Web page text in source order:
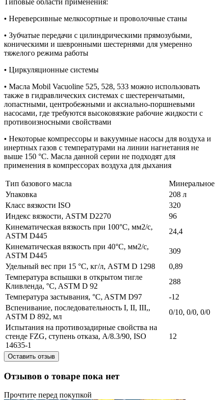
• Нереверсивные мелкосортные и проволочные станы
• Зубчатые передачи с цилиндрическими прямозубыми,
коническими и шевронными шестернями для умеренно
тяжелого режима работы
• Циркуляционные системы
• Масла Mobil Vacuoline 525, 528, 533 можно использовать
также в гидравлических системах с шестеренчатыми,
лопастными, центробежными и аксиально-поршневыми
насосами, где требуются высоковязкие рабочие жидкости с
противоизносными свойствами
• Некоторые компрессоры и вакуумные насосы для воздуха и
инертных газов с температурами на линии нагнетания не
выше 150 °C. Масла данной серии не подходят для
применения в компрессорах воздуха для дыхания
Тип базового масла
Минеральное
Упаковка
208 л
Класс вязкости ISO
320
Индекс вязкости, ASTM D2270
96
Кинематическая вязкость при 100°C, мм2/с,
ASTM D445
24,4
Кинематическая вязкость при 40°C, мм2/с,
ASTM D445
309
Удельный вес при 15 °C, кг/л, ASTM D 1298
0,89
Температура вспышки в открытом тигле
Кливленда, °C, ASTM D 92
288
Температура застывания, °C, ASTM D97
-12
Вспенивание, последовательность I, II, III,,
ASTM D 892, мл
0/10, 0/0, 0/0
Испытания на противозадирные свойства на
стенде FZG, ступень отказа, A/8.3/90, ISO
14635-1
12
Оставить отзыв
Отзывов о товаре пока нет
Прочтите перед покупкой